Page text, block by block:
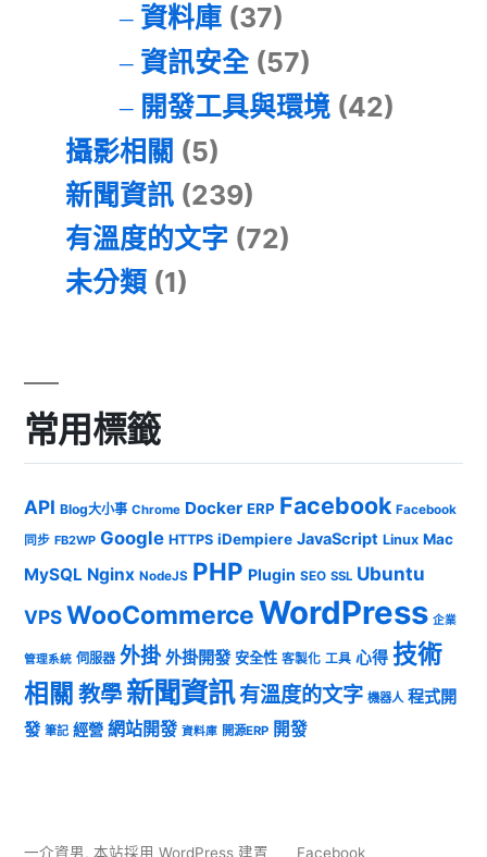
資料庫(37)
資訊安全(57)
開發工具與環境(42)
攝影相關 (5)
新聞資訊 (239)
有溫度的文字 (72)
未分類 (1)
常用標籤
API Blog大小事 Chrome Docker ERP Facebook Facebook
同步 FB2WP Google HTTPS iDempiere JavaScript Linux Mac
MySQL Nginx NodeJS PHP Plugin SEO SSL Ubuntu
VPSWooCommerceWordPress 企業
管理系統 伺服器 外掛 外掛開發 安全性 客製化 工具 心得 技術
相關 教學 新聞資訊有溫度的文字 機器人 程式開
發 筆記 經營 網站開發 資料庫 開源ERP 開發
一介資男, 本站採用 WordPress 建置 Facebook